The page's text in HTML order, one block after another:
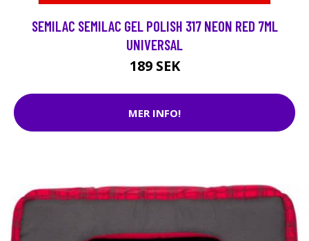
SEMILAC SEMILAC GEL POLISH 317 NEON RED 7ML
UNIVERSAL
189 SEK
MER INFO!